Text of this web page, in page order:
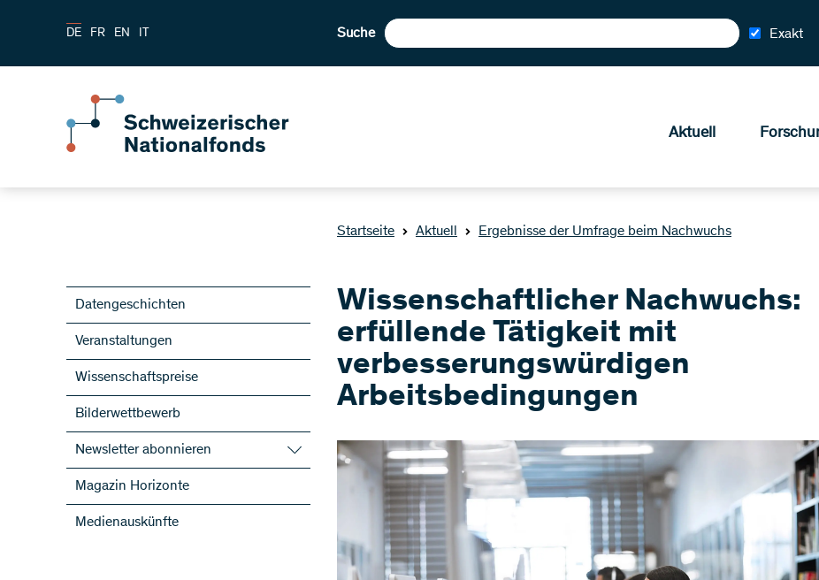
DE FR EN IT Suche Exakt
Aktuell
Startseite Aktuell Ergebnisse der Umfrage beim Nachwuchs
Datengeschichten
Veranstaltungen
Wissenschaftspreise
Bilderwettbewerb
Newsletter abonnieren
SNF-Newsletter abonnieren
Newsletter der NFP abonnieren
ScienceGeist
Magazin Horizonte
Medienauskünfte
Wissenschaftlicher Nachwuchs:
erfüllende Tätigkeit mit
verbesserungswürdigen
Arbeitsbedingungen